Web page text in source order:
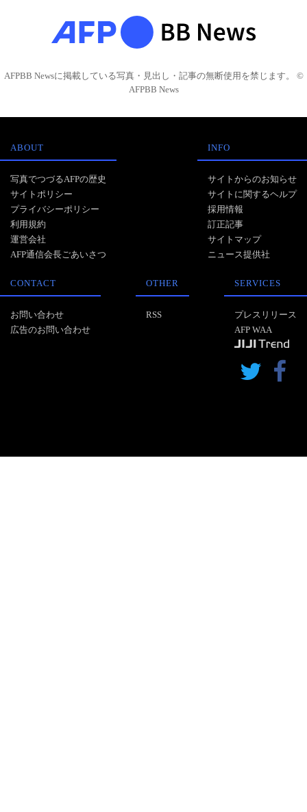
AFPBB Newsに掲載している写真・見出し・記事の無断使用を禁じます。 ©
AFPBB News
ABOUT
写真でつづるAFPの歴史
サイトポリシー
プライバシーポリシー
利用規約
運営会社
AFP通信会長ごあいさつ
INFO
サイトからのお知らせ
サイトに関するヘルプ
採用情報
訂正記事
サイトマップ
ニュース提供社
CONTACT
お問い合わせ
広告のお問い合わせ
OTHER
RSS
SERVICES
プレスリリース
AFP WAA